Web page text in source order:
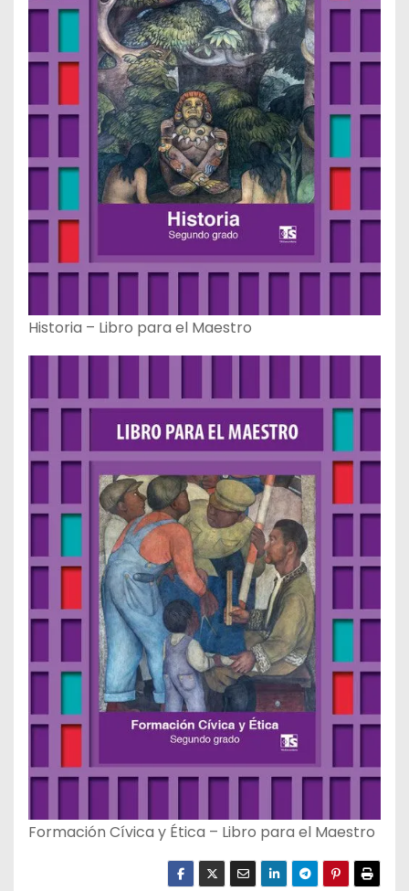
Historia – Libro para el Maestro
Formación Cívica y Ética – Libro para el Maestro